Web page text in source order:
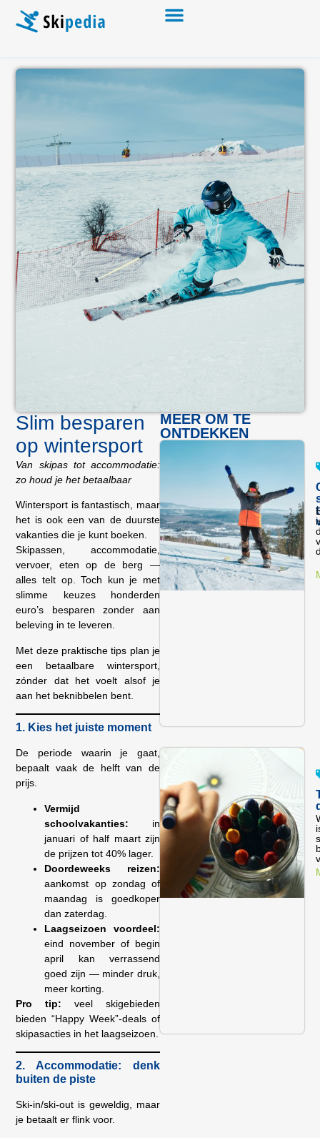
Slim besparen
op wintersport
Van skipas tot accommodatie:
zo houd je het betaalbaar
Wintersport is fantastisch, maar
het is ook een van de duurste
vakanties die je kunt boeken.
Skipassen, accommodatie,
vervoer, eten op de berg —
alles telt op. Toch kun je met
slimme keuzes honderden
euro’s besparen zonder aan
beleving in te leveren.
Met deze praktische tips plan je
een betaalbare wintersport,
zónder dat het voelt alsof je
aan het beknibbelen bent.
1. Kies het juiste moment
De periode waarin je gaat,
bepaalt vaak de helft van de
prijs.
Vermijd
schoolvakanties: in
januari of half maart zijn
de prijzen tot 40% lager.
Doordeweeks reizen:
aankomst op zondag of
maandag is goedkoper
dan zaterdag.
Laagseizoen voordeel:
eind november of begin
april kan verrassend
goed zijn — minder druk,
meer korting.
Pro tip: veel skigebieden
bieden “Happy Week”-deals of
skipasacties in het laagseizoen.
2. Accommodatie: denk
buiten de piste
Ski-in/ski-out is geweldig, maar
je betaalt er flink voor.
MEER OM TE
ONTDEKKEN